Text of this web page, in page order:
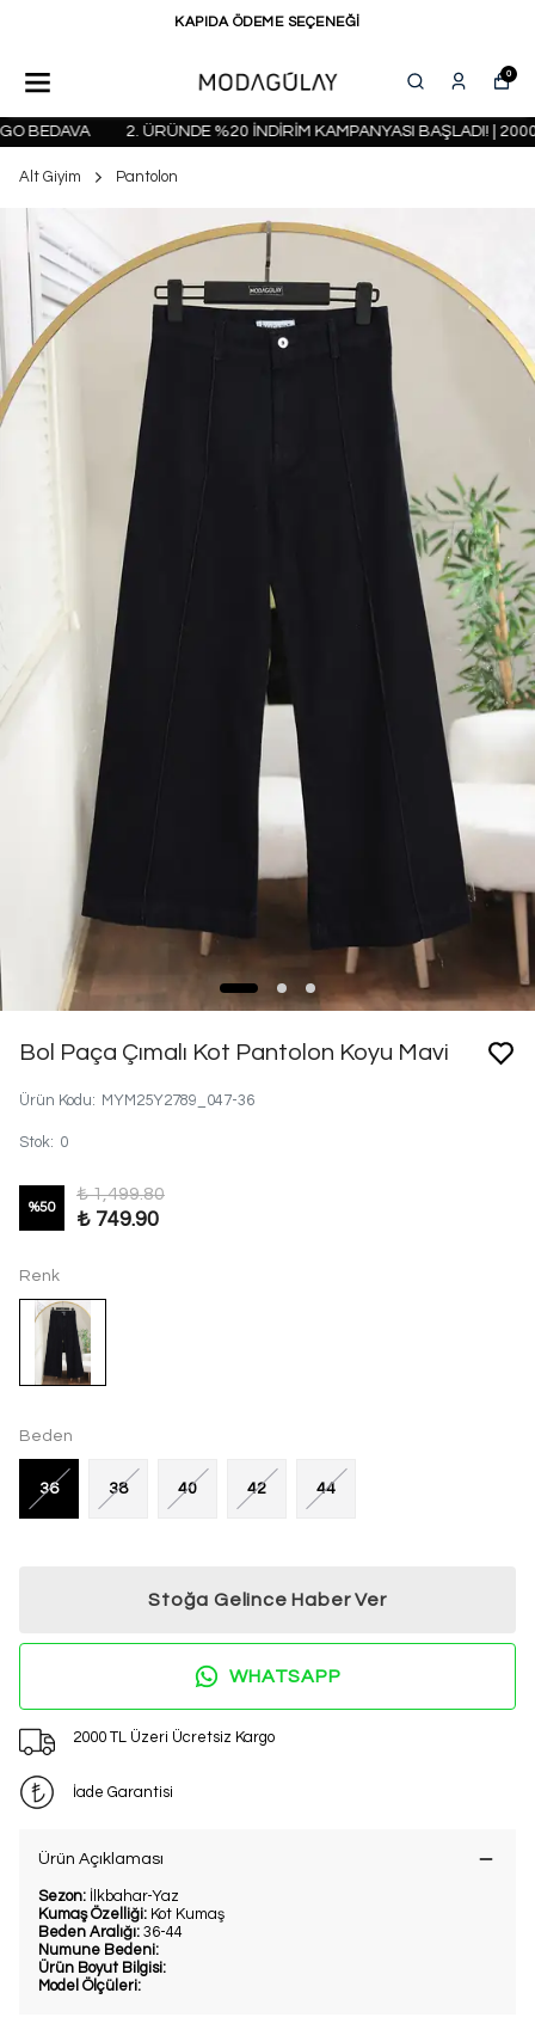
KAPIDA ÖDEME SEÇENEĞİ
0
2. ÜRÜNDE %20 İNDİRİM KAMPANYASI BAŞLADI! | 2000
Alt Giyim Pantolon
Bol Paça Çımalı Kot Pantolon Koyu Mavi
Ürün Kodu: MYM25Y2789_047-36
Stok: 0
%50
₺ 1,499.80
₺ 749.90
Renk
Beden
36 38 40 42 44
Stoğa Gelince Haber Ver
WHATSAPP
2000 TL Üzeri Ücretsiz Kargo
İade Garantisi
Ürün Açıklaması
Sezon: İlkbahar-Yaz
Kumaş Özelliği: Kot Kumaş
Beden Aralığı: 36-44
Numune Bedeni:
Ürün Boyut Bilgisi:
Model Ölçüleri: